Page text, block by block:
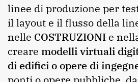
linee di produzione per
il layout e il flusso della
nelle COSTRUZIONI e
creare modelli virtuali
di edifici o opere di